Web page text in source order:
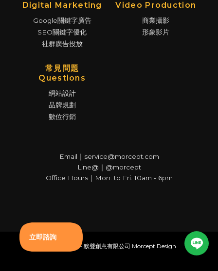
Digital Marketing
Google關鍵字廣告
SEO關鍵字優化
社群廣告投放
Video Production
商業攝影
形象影片
常見問題
Questions
網站設計
品牌規劃
數位行銷
Email｜service@morcept.com
Line@｜@morcept
Office Hours｜Mon. to Fri. 10am - 6pm
© Copyright - 默聲創意有限公司 Morcept Design